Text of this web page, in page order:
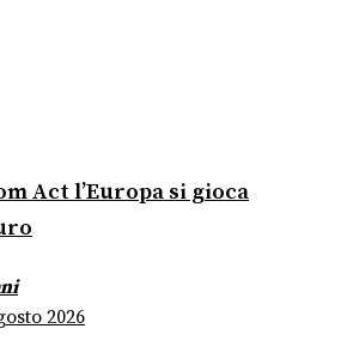
Act l’Europa si gioca
2026